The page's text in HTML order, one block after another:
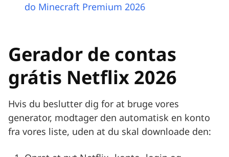
do Minecraft Premium 2026
Gerador de contas
grátis Netflix 2026
Hvis du beslutter dig for at bruge vores
generator, modtager den automatisk en konto
fra vores liste, uden at du skal downloade den: